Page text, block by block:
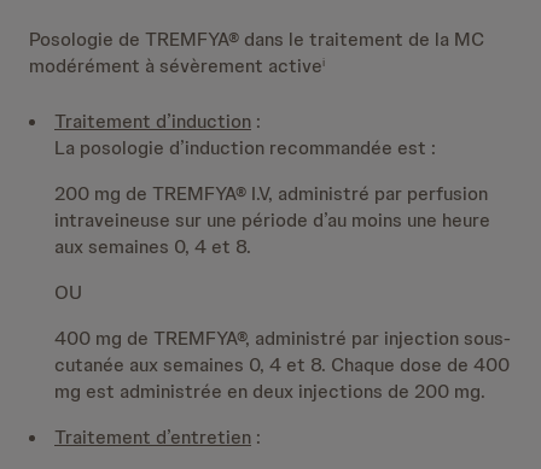
Posologie de TREMFYA® dans le traitement de la MC
modérément à sévèrement activei
Traitement d’induction :
La posologie d’induction recommandée est :
200 mg de TREMFYA® I.V, administré par perfusion
intraveineuse sur une période d’au moins une heure
aux semaines 0, 4 et 8.
OU
400 mg de TREMFYA®, administré par injection sous-
cutanée aux semaines 0, 4 et 8. Chaque dose de 400
mg est administrée en deux injections de 200 mg.
Traitement d’entretien :